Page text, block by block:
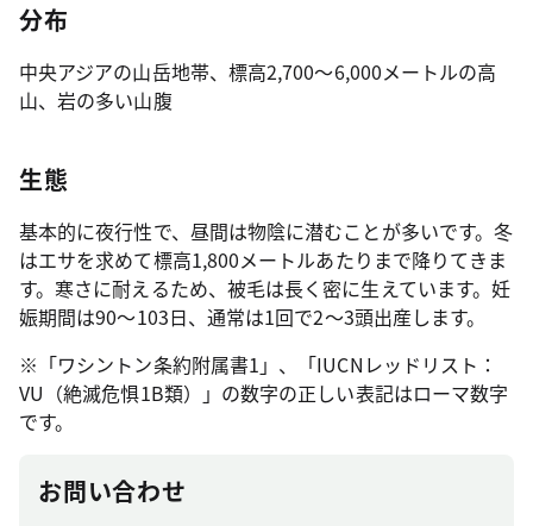
分布
中央アジアの山岳地帯、標高2,700～6,000メートルの高
山、岩の多い山腹
生態
基本的に夜行性で、昼間は物陰に潜むことが多いです。冬
はエサを求めて標高1,800メートルあたりまで降りてきま
す。寒さに耐えるため、被毛は長く密に生えています。妊
娠期間は90～103日、通常は1回で2～3頭出産します。
※「ワシントン条約附属書1」、「IUCNレッドリスト：
VU（絶滅危惧1B類）」の数字の正しい表記はローマ数字
です。
お問い合わせ